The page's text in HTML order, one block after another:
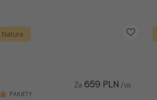
Natura
PAKIETY
Za 659 PLN /os